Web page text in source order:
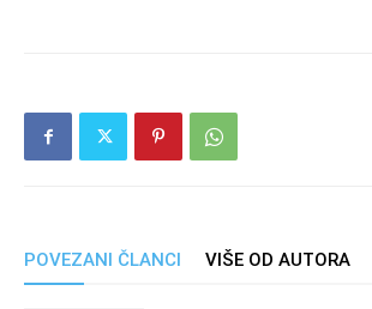
POVEZANI ČLANCI VIŠE OD AUTORA